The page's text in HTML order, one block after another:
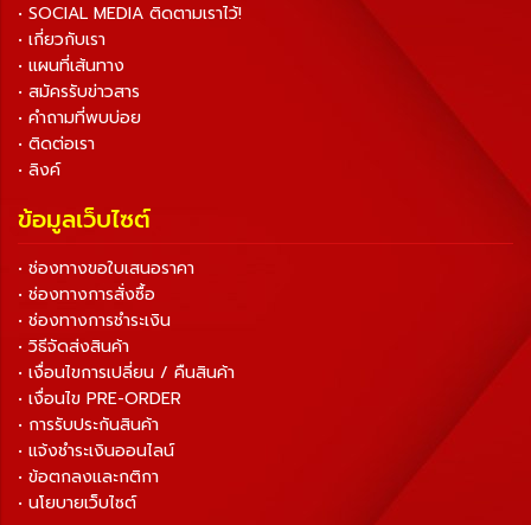
• SOCIAL MEDIA ติดตามเราไว้!
• เกี่ยวกับเรา
• แผนที่เส้นทาง
• สมัครรับข่าวสาร
• คำถามที่พบบ่อย
• ติดต่อเรา
• ลิงค์
ข้อมูลเว็บไซต์
• ช่องทางขอใบเสนอราคา
• ช่องทางการสั่งซื้อ
• ช่องทางการชำระเงิน
• วิธีจัดส่งสินค้า
• เงื่อนไขการเปลี่ยน / คืนสินค้า
• เงื่อนไข PRE-ORDER
• การรับประกันสินค้า
• แจ้งชำระเงินออนไลน์
• ข้อตกลงและกติกา
• นโยบายเว็บไซต์